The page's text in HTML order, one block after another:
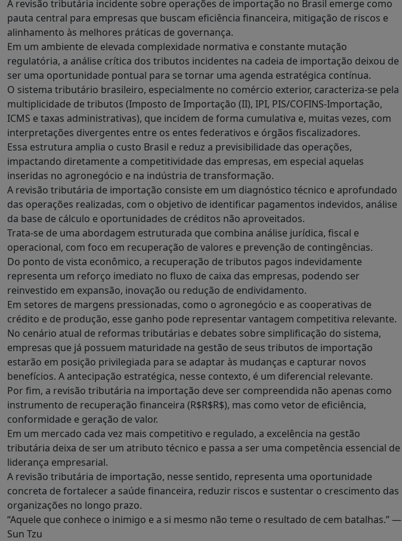
A revisão tributária incidente sobre operações de importação no Brasil emerge como
pauta central para empresas que buscam eficiência financeira, mitigação de riscos e
alinhamento às melhores práticas de governança.
Em um ambiente de elevada complexidade normativa e constante mutação
regulatória, a análise crítica dos tributos incidentes na cadeia de importação deixou de
ser uma oportunidade pontual para se tornar uma agenda estratégica contínua.
O sistema tributário brasileiro, especialmente no comércio exterior, caracteriza-se pela
multiplicidade de tributos (Imposto de Importação (II), IPI, PIS/COFINS-Importação,
ICMS e taxas administrativas), que incidem de forma cumulativa e, muitas vezes, com
interpretações divergentes entre os entes federativos e órgãos fiscalizadores.
Essa estrutura amplia o custo Brasil e reduz a previsibilidade das operações,
impactando diretamente a competitividade das empresas, em especial aquelas
inseridas no agronegócio e na indústria de transformação.
A revisão tributária de importação consiste em um diagnóstico técnico e aprofundado
das operações realizadas, com o objetivo de identificar pagamentos indevidos, análise
da base de cálculo e oportunidades de créditos não aproveitados.
Trata-se de uma abordagem estruturada que combina análise jurídica, fiscal e
operacional, com foco em recuperação de valores e prevenção de contingências.
Do ponto de vista econômico, a recuperação de tributos pagos indevidamente
representa um reforço imediato no fluxo de caixa das empresas, podendo ser
reinvestido em expansão, inovação ou redução de endividamento.
Em setores de margens pressionadas, como o agronegócio e as cooperativas de
crédito e de produção, esse ganho pode representar vantagem competitiva relevante.
No cenário atual de reformas tributárias e debates sobre simplificação do sistema,
empresas que já possuem maturidade na gestão de seus tributos de importação
estarão em posição privilegiada para se adaptar às mudanças e capturar novos
benefícios. A antecipação estratégica, nesse contexto, é um diferencial relevante.
Por fim, a revisão tributária na importação deve ser compreendida não apenas como
instrumento de recuperação financeira (R$R$R$), mas como vetor de eficiência,
conformidade e geração de valor.
Em um mercado cada vez mais competitivo e regulado, a excelência na gestão
tributária deixa de ser um atributo técnico e passa a ser uma competência essencial de
liderança empresarial.
A revisão tributária de importação, nesse sentido, representa uma oportunidade
concreta de fortalecer a saúde financeira, reduzir riscos e sustentar o crescimento das
organizações no longo prazo.
“Aquele que conhece o inimigo e a si mesmo não teme o resultado de cem batalhas.” —
Sun Tzu